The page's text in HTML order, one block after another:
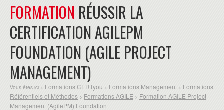
FORMATION RÉUSSIR LA
CERTIFICATION AGILEPM
FOUNDATION (AGILE PROJECT
MANAGEMENT)
Vous êtes ici > Formations CERTyou > Formations Management > Formations
Référentiels et Méthodes > Formations AGILE > Formation AGILE Project
Management (AgilePM) Foundation